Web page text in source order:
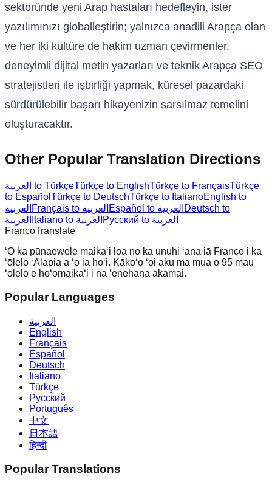
sektöründe yeni Arap hastaları hedefleyin, ister
yazılımınızı globalleştirin; yalnızca anadili Arapça olan
ve her iki kültüre de hakim uzman çevirmenler,
deneyimli dijital metin yazarları ve teknik Arapça SEO
stratejistleri ile işbirliği yapmak, küresel pazardaki
sürdürülebilir başarı hikayenizin sarsılmaz temelini
oluşturacaktır.
Other Popular Translation Directions
العربية to TürkçeTürkçe to EnglishTürkçe to FrançaisTürkçe
to Español Türkçe to DeutschTürkçe to ItalianoEnglish to
العربية
Français to العربية Español to العربية Deutsch to
العربية
Italiano to العربية
Русский to العربية
FrancoTranslate
ʻO ka pūnaewele maikaʻi loa no ka unuhi ʻana iā Franco i ka
ʻōlelo ʻAlapia a ʻo ia hoʻi. Kākoʻo ʻoi aku ma mua o 95 mau
ʻōlelo e hoʻomaikaʻi i nā ʻenehana akamai.
Popular Languages
العربية
English
Français
Español
Deutsch
Italiano
Türkçe
Русский
Português
中文
日本語
हिन्दी
Popular Translations